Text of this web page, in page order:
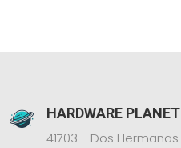
HARDWARE PLANET
41703 - Dos Hermanas